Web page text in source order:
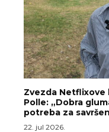
Zvezda Netflixove
Polle: „Dobra
potreba za
22. jul 2026.